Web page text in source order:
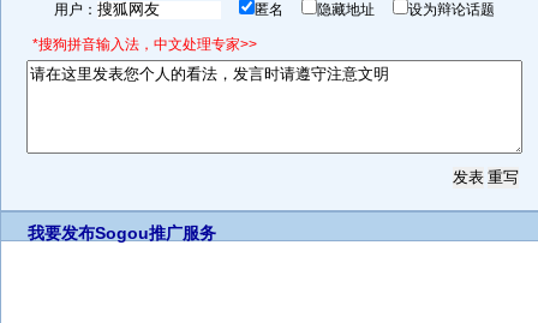
用户： 匿名 隐藏地址 设为辩论话题
*搜狗拼音输入法，中文处理专家>>
我要发布Sogou推广服务